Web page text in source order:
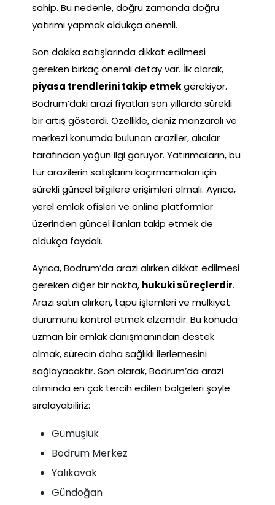
sahip. Bu nedenle, doğru zamanda doğru
yatırımı yapmak oldukça önemli.
Son dakika satışlarında dikkat edilmesi
gereken birkaç önemli detay var. İlk olarak,
piyasa trendlerini takip etmekgerekiyor.
Bodrum’daki arazi fiyatları son yıllarda sürekli
bir artış gösterdi. Özellikle, deniz manzaralı ve
merkezi konumda bulunan araziler, alıcılar
tarafından yoğun ilgi görüyor. Yatırımcıların, bu
tür arazilerin satışlarını kaçırmamaları için
sürekli güncel bilgilere erişimleri olmalı. Ayrıca,
yerel emlak ofisleri ve online platformlar
üzerinden güncel ilanları takip etmek de
oldukça faydalı.
Ayrıca, Bodrum’da arazi alırken dikkat edilmesi
gereken diğer bir nokta, hukuki süreçlerdir.
Arazi satın alırken, tapu işlemleri ve mülkiyet
durumunu kontrol etmek elzemdir. Bu konuda
uzman bir emlak danışmanından destek
almak, sürecin daha sağlıklı ilerlemesini
sağlayacaktır. Son olarak, Bodrum’da arazi
alımında en çok tercih edilen bölgeleri şöyle
sıralayabiliriz:
Gümüşlük
Bodrum Merkez
Yalıkavak
Gündoğan